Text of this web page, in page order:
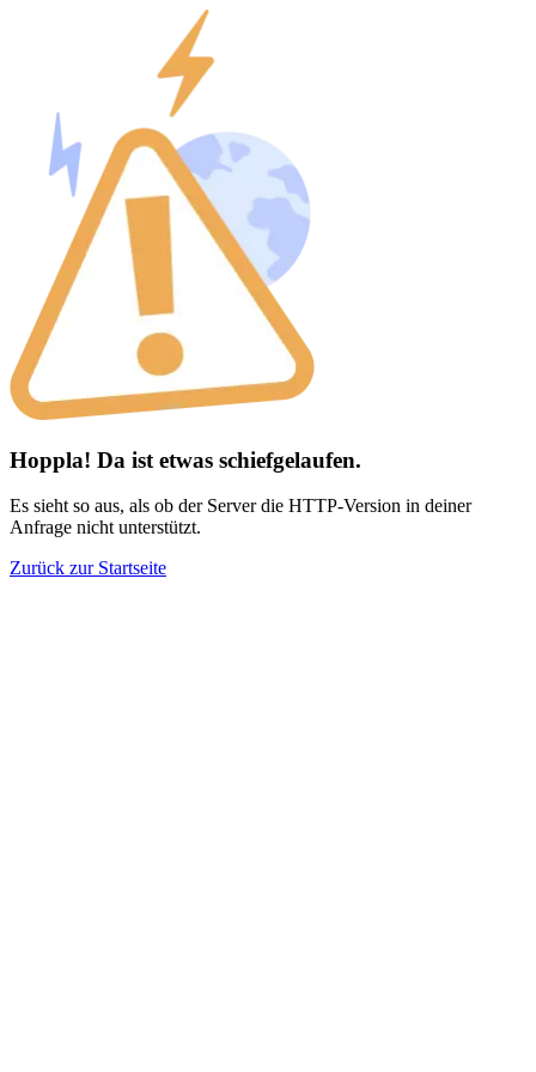
Hoppla! Da ist etwas schiefgelaufen.
Es sieht so aus, als ob der Server die HTTP-Version in deiner
Anfrage nicht unterstützt.
Zurück zur Startseite